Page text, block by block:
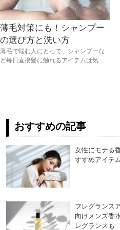
薄毛対策にも！シャンプー
の選び方と洗い方
薄毛で悩む人にとって、シャンプーな
ど毎日直接髪に触れるアイテムは気に
ンプーの方法をご紹介します。
おすすめの記事
女性にモテる
すすめアイテ
フレグランス
向けメンズ香
レグランスも